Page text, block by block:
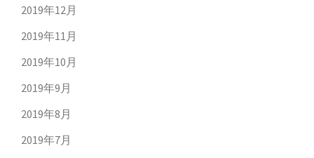
2019年12月
2019年11月
2019年10月
2019年9月
2019年8月
2019年7月